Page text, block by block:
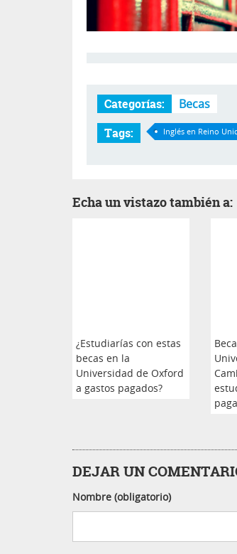
Categorías:
Becas
Tags:
Inglés en Reino
Echa un vistazo también a:
¿Estudiarías con estas
becas en la
Universidad de Oxford
a gastos pagados?
DEJAR UN
Nombre (obligatorio)